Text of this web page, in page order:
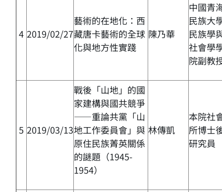
4 2019/02/27
藝術的在地化：西
藏唐卡藝術的全球
化與地方性實踐
陳乃華
中國青
民族大
民族學
社會學
院副教
5 2019/03/13
戰後「山地」的國
家建構與國共競爭
——重論共黨「山
地工作委員會」與
原住民族菁英關係
的謎題（1945-
1954）
林傳凱
本院社
所博士
研究員